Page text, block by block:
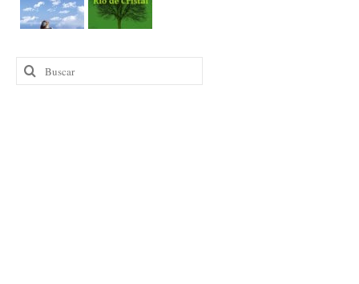
Buscar
por: